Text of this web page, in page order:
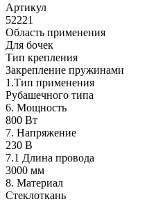
Артикул
52221
Область применения
Для бочек
Тип крепления
Закрепление пружинами
1.Тип применения
Рубашечного типа
6. Мощность
800 Вт
7. Напряжение
230 В
7.1 Длина провода
3000 мм
8. Материал
Стеклоткань